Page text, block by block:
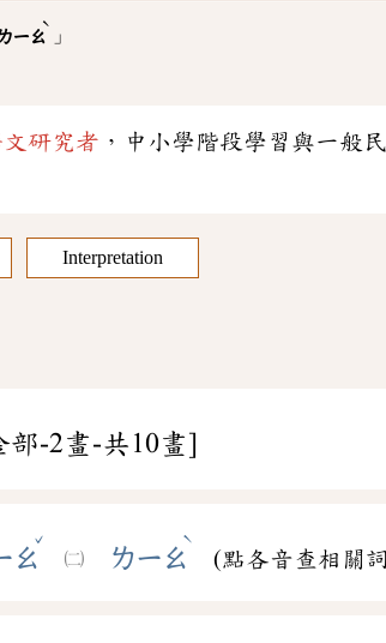
ㄧㄠ
ˋ
」
研究者 ，中小學階段學習與一般
Interpretation
部-2畫-共10畫]
ㄠ
ˇ
ㄌㄧㄠ
ˋ
(點各音查相關